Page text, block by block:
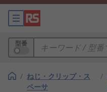
型番
/ ねじ・クリップ・ス
ペーサ
/